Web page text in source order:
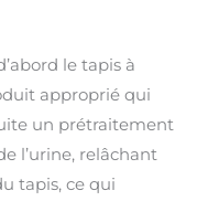
le tapis à
approprié qui
un prétraitement
l’urine, relâchant
tapis, ce qui